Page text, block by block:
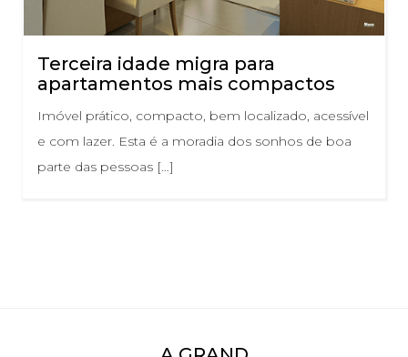
Terceira idade migra para
apartamentos mais compactos
Imóvel prático, compacto, bem localizado, acessível
e com lazer. Esta é a moradia dos sonhos de boa
parte das pessoas […]